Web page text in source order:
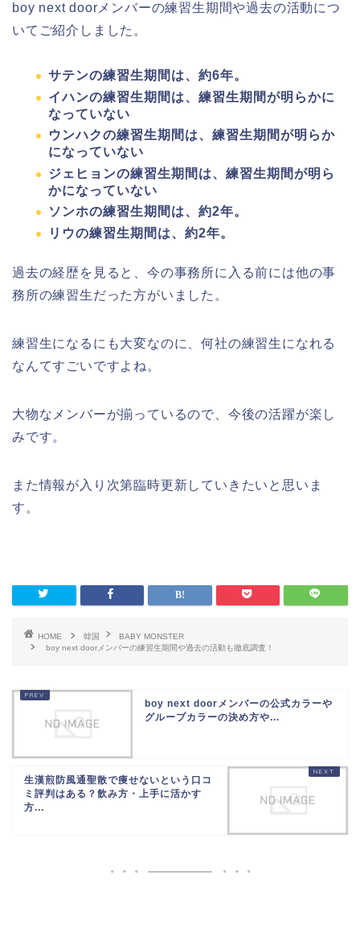
boy next doorメンバーの練習生期間や過去の活動につ
いてご紹介しました。
サテンの練習生期間は、約6年。
イハンの練習生期間は、 練習生期間が明らかに
なっていない
ウンハクの練習生期間は、 練習生期間が明らか
になっていない
ジェヒョンの練習生期間は、練習生期間が明ら
かになっていない
ソンホの練習生期間は、約2年。
リウの練習生期間は、約2年。
過去の経歴を見ると、今の事務所に入る前には他の事
務所の練習生だった方がいました。
練習生になるにも大変なのに、何社の練習生になれる
なんてすごいですよね。
大物なメンバーが揃っているので、今後の活躍が楽し
みです。
また情報が入り次第臨時更新していきたいと思いま
す。
HOME 韓国
BABY MONSTER
boy next doorメンバーの練習生期間や過去の活動も徹底調査！
boy next doorメンバーの公式カラーや
グループカラーの決め方や...
生漢煎防風通聖散で痩せないという口コ
ミ評判はある？飲み方・上手に活かす
方...